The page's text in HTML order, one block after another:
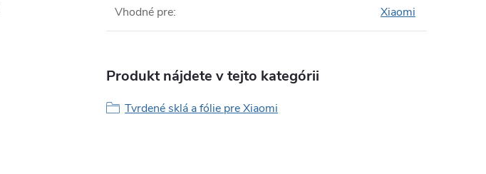
Vhodné pre: Xiaomi
Produkt nájdete v tejto kategórii
Tvrdené sklá a fólie pre Xiaomi